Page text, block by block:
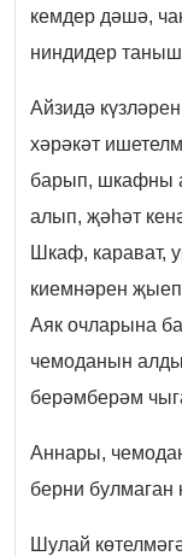
кемдер дәшә,
ниндидер
Айзидә
хәрәкәт
барып, шкафны
алып, җәһәт
Шкаф, карават,
киемнәрен
Аяк очларына
чемоданын
берәмберәм
Аннары,
берни булмаган
Шулай